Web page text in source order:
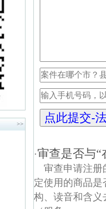
>>
·审查是否与“
审查申请注册
定使用的商品
构、读音和含义